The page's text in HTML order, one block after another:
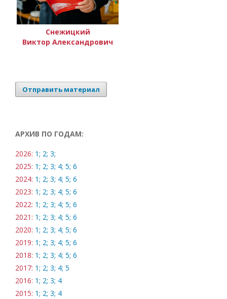
Снежицкий
Виктор Александрович
Отправить материал
АРХИВ ПО ГОДАМ:
2026: 1; 2; 3;
2025: 1; 2; 3; 4; 5; 6
2024: 1; 2; 3; 4; 5; 6
2023: 1; 2; 3; 4; 5; 6
2022: 1; 2; 3; 4; 5; 6
2021: 1; 2; 3; 4; 5; 6
2020: 1; 2; 3; 4; 5; 6
2019: 1; 2; 3; 4; 5; 6
2018: 1; 2; 3; 4; 5; 6
2017: 1; 2; 3; 4; 5
2016: 1; 2; 3; 4
2015: 1; 2; 3; 4